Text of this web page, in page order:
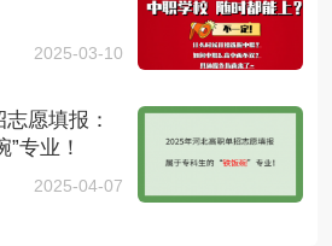
2025-03-10
愿填报：
专业！
2025-04-07